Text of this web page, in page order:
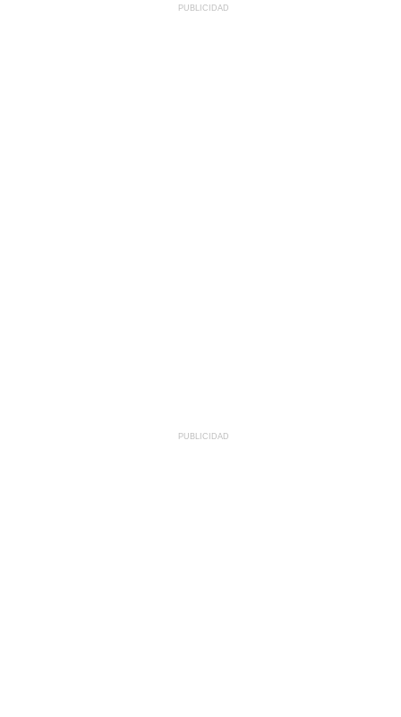
PUBLICIDAD
PUBLICIDAD